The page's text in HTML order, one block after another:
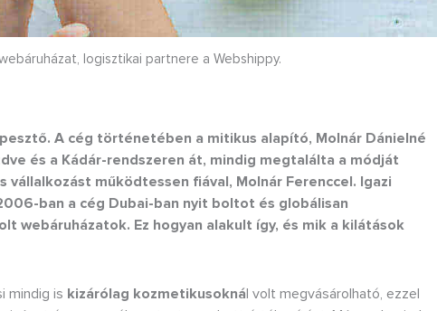
logisztikai partnere a Webshippy.
A cég történetében a mitikus alapító, Molnár Dánielné
és a Kádár-rendszeren át, mindig megtalálta a módját
működtessen fiával, Molnár Ferenccel. Igazi
ban a cég Dubai-ban nyit boltot és globálisan
webáruházatok. Ez hogyan alakult így, és mik a kilátások
mindig is kizárólag kozmetikusoknál volt megvásárolható, ezzel